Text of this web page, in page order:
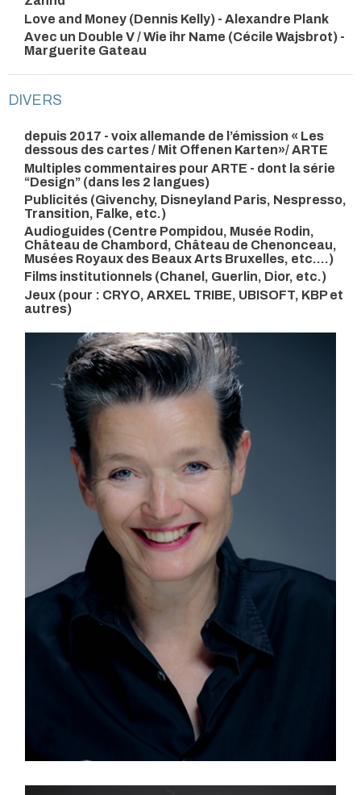
Love and Money (Dennis Kelly) - Alexandre Plank
Avec un Double V / Wie ihr Name (Cécile Wajsbrot) -
Marguerite Gateau
DIVERS
depuis 2017 - voix allemande de l’émission « Les
dessous des cartes / Mit Offenen Karten»/ ARTE
Multiples commentaires pour ARTE - dont la série
“Design” (dans les 2 langues)
Publicités (Givenchy, Disneyland Paris, Nespresso,
Transition, Falke, etc.)
Audioguides (Centre Pompidou, Musée Rodin,
Château de Chambord, Château de Chenonceau,
Musées Royaux des Beaux Arts Bruxelles, etc....)
Films institutionnels (Chanel, Guerlin, Dior, etc.)
Jeux (pour : CRYO, ARXEL TRIBE, UBISOFT, KBP et
autres)